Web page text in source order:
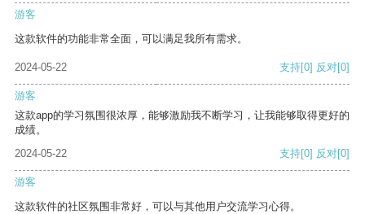
游客
这款软件的功能非常全面，可以满足我所有需求。
2024-05-22 支持[0] 反对[0]
游客
这款app的学习氛围很浓厚，能够激励我不断学习，让我能够取得更好的
成绩。
2024-05-22
支持[0] 反对[0]
游客
这款软件的社区氛围非常好，可以与其他用户交流学习心得。